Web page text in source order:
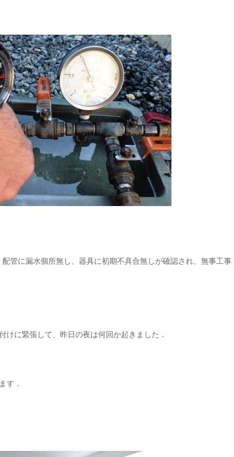
管に漏水個所無し、器具に初期不具合無しが確認され、無事工事
けに緊張して、昨日の夜は何回か起きました．
す．